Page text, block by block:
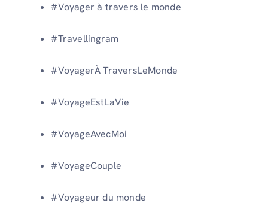
#Voyager à travers le monde
#Travellingram
#VoyagerÀ TraversLeMonde
#VoyageEstLaVie
#VoyageAvecMoi
#VoyageCouple
#Voyageur du monde